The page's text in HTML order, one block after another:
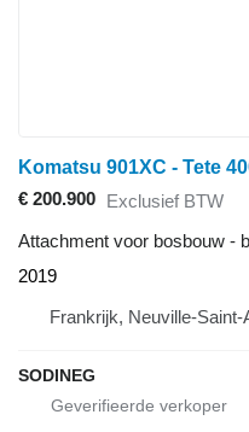
Komatsu 901XC - Tete
€ 200.900 Exclusief BTW
Attachment voor bosbouw -
2019
Frankrijk, Neuville-Saint-
SODINEG